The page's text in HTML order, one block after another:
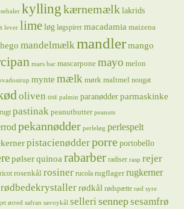
kylling kærnemælk lakrids
lever lime løg løgspirer macadamia maizena
mandelmælkmandler mango
mars bar mascarpone mayo melon
mynte mælk mørk maltmel nougat
oliven ost palmin paranødder parmaskinke
pastinak peanutbutter peanuts
pekannødder perleløg perlespelt
pistacienødderporre portobello
pølser quinoa rabarber radiser rasp rejer
rosenkål rosiner rucola rugflager rugkerner
rødbedekrystallerrødkål rødspætte rød syre
ørred safran savoykål sellerisennepsesamfrø